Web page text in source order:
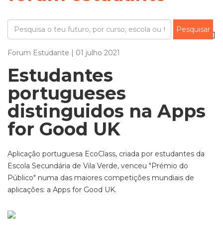
Forum Estudante | 01 julho 2021
Estudantes
portugueses
distinguidos na Apps
for Good UK
Aplicação portuguesa EcoClass, criada por estudantes da
Escola Secundária de Vila Verde, venceu "Prémio do
Público" numa das maiores competições mundiais de
aplicações: a Apps for Good UK.